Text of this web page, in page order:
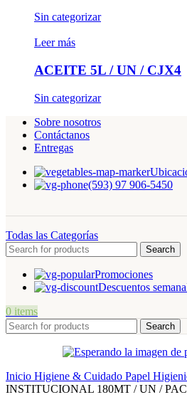
Sin categorizar
Leer más
ACEITE 5L / UN / CJX4
Sin categorizar
Sobre nosotros
Contáctanos
Entregas
(593) 97 906-5450
Todas las Categorías
Search
Promociones
Descuentos
0 items
Search
Inicio Higiene & Cuidado Papel
INSTITUCIONAL 180MT / UN /